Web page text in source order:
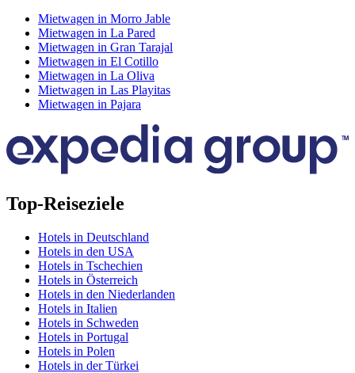
Mietwagen in Morro Jable
Mietwagen in La Pared
Mietwagen in Gran Tarajal
Mietwagen in El Cotillo
Mietwagen in La Oliva
Mietwagen in Las Playitas
Mietwagen in Pajara
Top-Reiseziele
Hotels in Deutschland
Hotels in den USA
Hotels in Tschechien
Hotels in Österreich
Hotels in den Niederlanden
Hotels in Italien
Hotels in Schweden
Hotels in Portugal
Hotels in Polen
Hotels in der Türkei